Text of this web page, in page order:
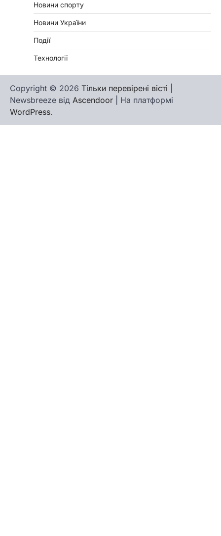
Новини спорту
Новини України
Події
Технології
Copyright © 2026 Тільки перевірені вісті
Newsbreeze від Ascendoor | На платформі
WordPress.